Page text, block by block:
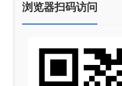
浏览器扫码访问